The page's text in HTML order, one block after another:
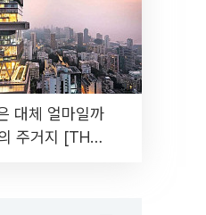
대체 얼마일까
주거지 [THE